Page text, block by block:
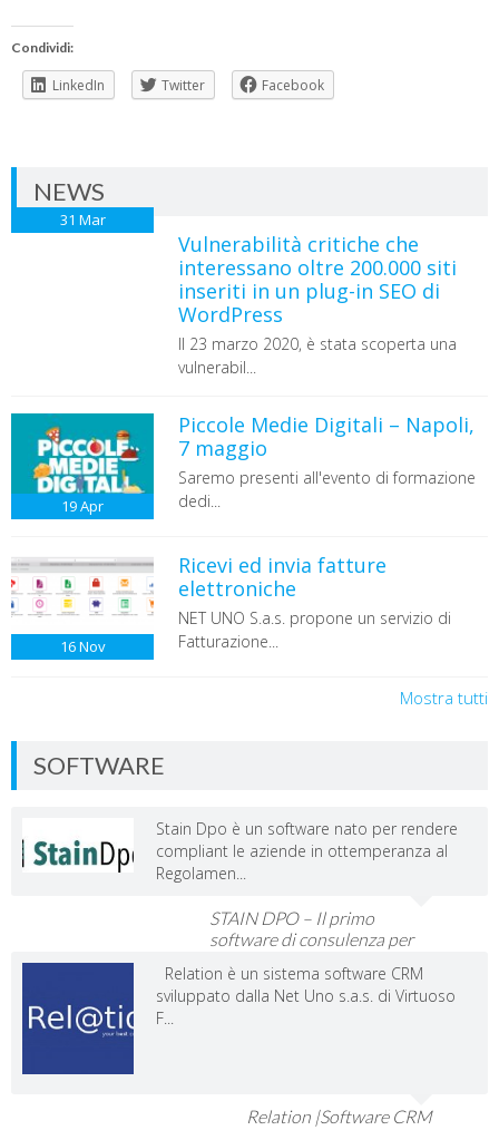
Condividi:
LinkedIn Twitter Facebook
NEWS
31 Mar
Vulnerabilità critiche che
interessano oltre 200.000 siti
inseriti in un plug-in SEO di
WordPress
Il 23 marzo 2020, è stata scoperta una
vulnerabil...
19Apr
Piccole Medie Digitali – Napoli,
7 maggio
Saremo presenti all'evento di formazione
dedi...
16Nov
Ricevi ed invia fatture
elettroniche
NET UNO S.a.s. propone un servizio di
Fatturazione...
Mostra tutti
SOFTWARE
Stain Dpo è un software nato per rendere
compliant le aziende in ottemperanza al
Regolamen...
STAIN DPO – Il primo
software di consulenza per
Relation è un sistema software CRM
sviluppato dalla Net Uno s.a.s. di Virtuoso
F...
Relation |Software CRM